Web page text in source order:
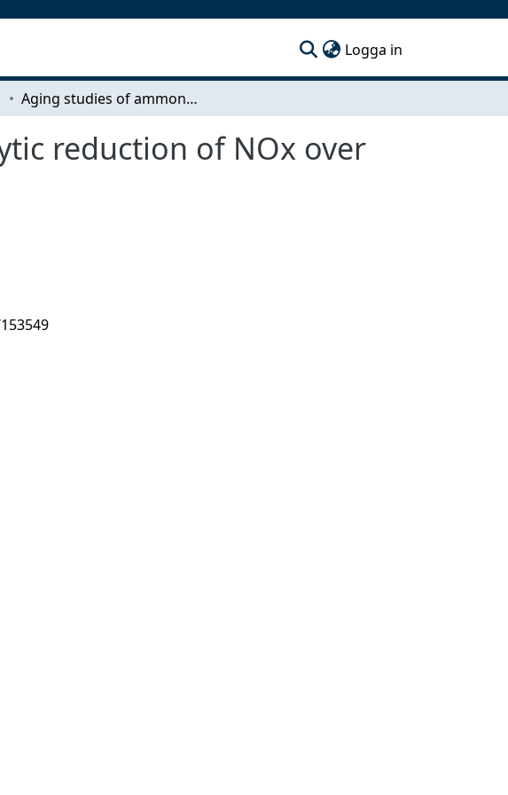
Logga in
Aging studies of ammonia selective catalytic reduction of NOx over Cu-Beta
reduction of NOx over